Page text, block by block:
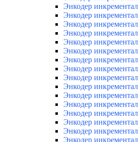
Энкодер
Энкодер
Энкодер
Энкодер
Энкодер
Энкодер
Энкодер
Энкодер
Энкодер
Энкодер
Энкодер
Энкодер
Энкодер
Энкодер
Энкодер
Энкодер